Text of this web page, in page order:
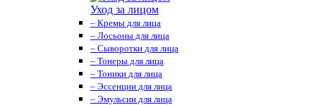
Уход за лицом
– Кремы для лица
– Лосьоны для лица
– Сыворотки для лица
– Тонеры для лица
– Тоники для лица
– Эссенции для лица
– Эмульсии для лица